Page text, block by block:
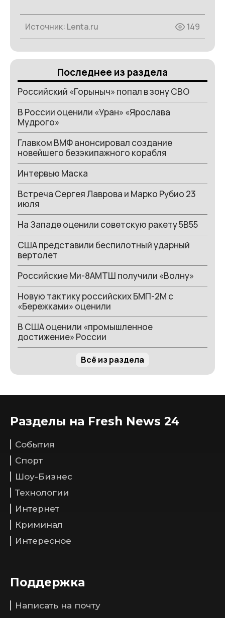
Последнее из раздела
Российский «Горыныч» попал в зону СВО
В России оценили «Уран» «Ярослава
Мудрого»
Главком ВМФ анонсировал создание
новейшего безэкипажного корабля
Интервью Маска
Встреча Сергея Лаврова и Марко Рубио 23
июля
На Западе оценили советскую ракету 5В55
США представили беспилотный ударный
вертолет
Российские Ми-8АМТШ получили «Волну»
Новую тактику российских БМП-2М с
«Бережками» оценили
В США оценили «промышленное
достижение» России
Всё из раздела
Источник: Lenta.ru 149
Разделы на Fresh News 24
События
Спорт
Шоу-Бизнес
Технологии
Интернет
Криминал
Интересное
Поддержка
Написать на почту